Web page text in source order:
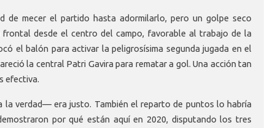
de mecer el partido hasta adormilarlo, pero un golpe seco
desde el centro del campo, favorable al trabajo de la
el balón para activar la peligrosísima segunda jugada en el
la central Patri Gavira para rematar a gol. Una acción tan
efectiva.
la verdad—era justo. También el reparto de puntos lo habría
por qué están aquí en 2020, disputando los tres